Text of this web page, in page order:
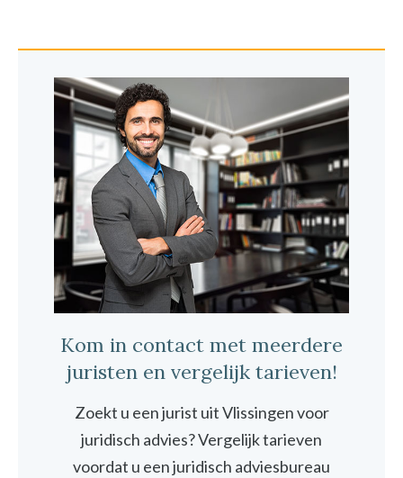
Kom in contact met meerdere
juristen en vergelijk tarieven!
Zoekt u een jurist uit Vlissingen voor
juridisch advies? Vergelijk tarieven
voordat u een juridisch adviesbureau